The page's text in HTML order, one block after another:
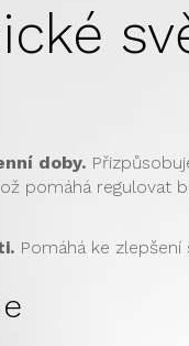
doby.
pomáhá regulovat
Pomáhá ke